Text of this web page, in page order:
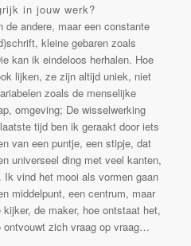
in jouw werk?
andere, maar een constante
kleine gebaren zoals
kan ik eindeloos herhalen. Hoe
lijken, ze zijn altijd uniek, niet
zoals de menselijke
omgeving; De wisselwerking
tijd ben ik geraakt door iets
van een puntje, een stipje, dat
universeel ding met veel kanten,
vind het mooi als vormen gaan
middelpunt, een centrum, maar
de maker, hoe ontstaat het,
zich vraag op vraag…